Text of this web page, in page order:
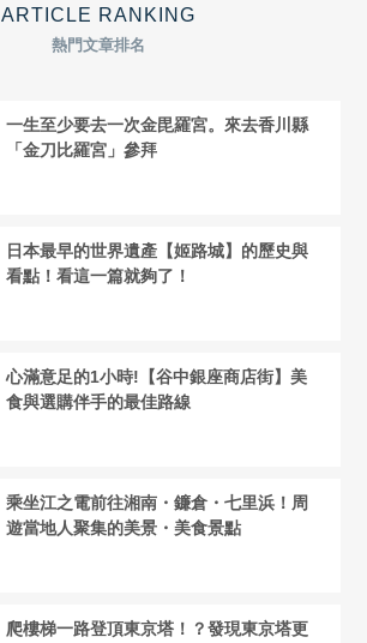
ARTICLE RANKING
熱門文章排名
一生至少要去一次金毘羅宮。來去香川縣
「金刀比羅宮」參拜
日本最早的世界遺產【姬路城】的歷史與
看點！看這一篇就夠了！
心滿意足的1小時!【谷中銀座商店街】美
食與選購伴手的最佳路線
乘坐江之電前往湘南・鐮倉・七里浜！周
遊當地人聚集的美景・美食景點
爬樓梯一路登頂東京塔！？發現東京塔更